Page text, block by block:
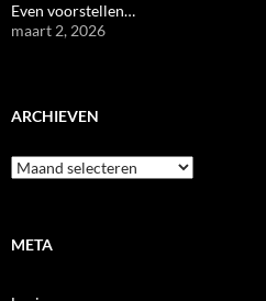
Even voorstellen…
maart 2, 2026
ARCHIEVEN
Archieven
META